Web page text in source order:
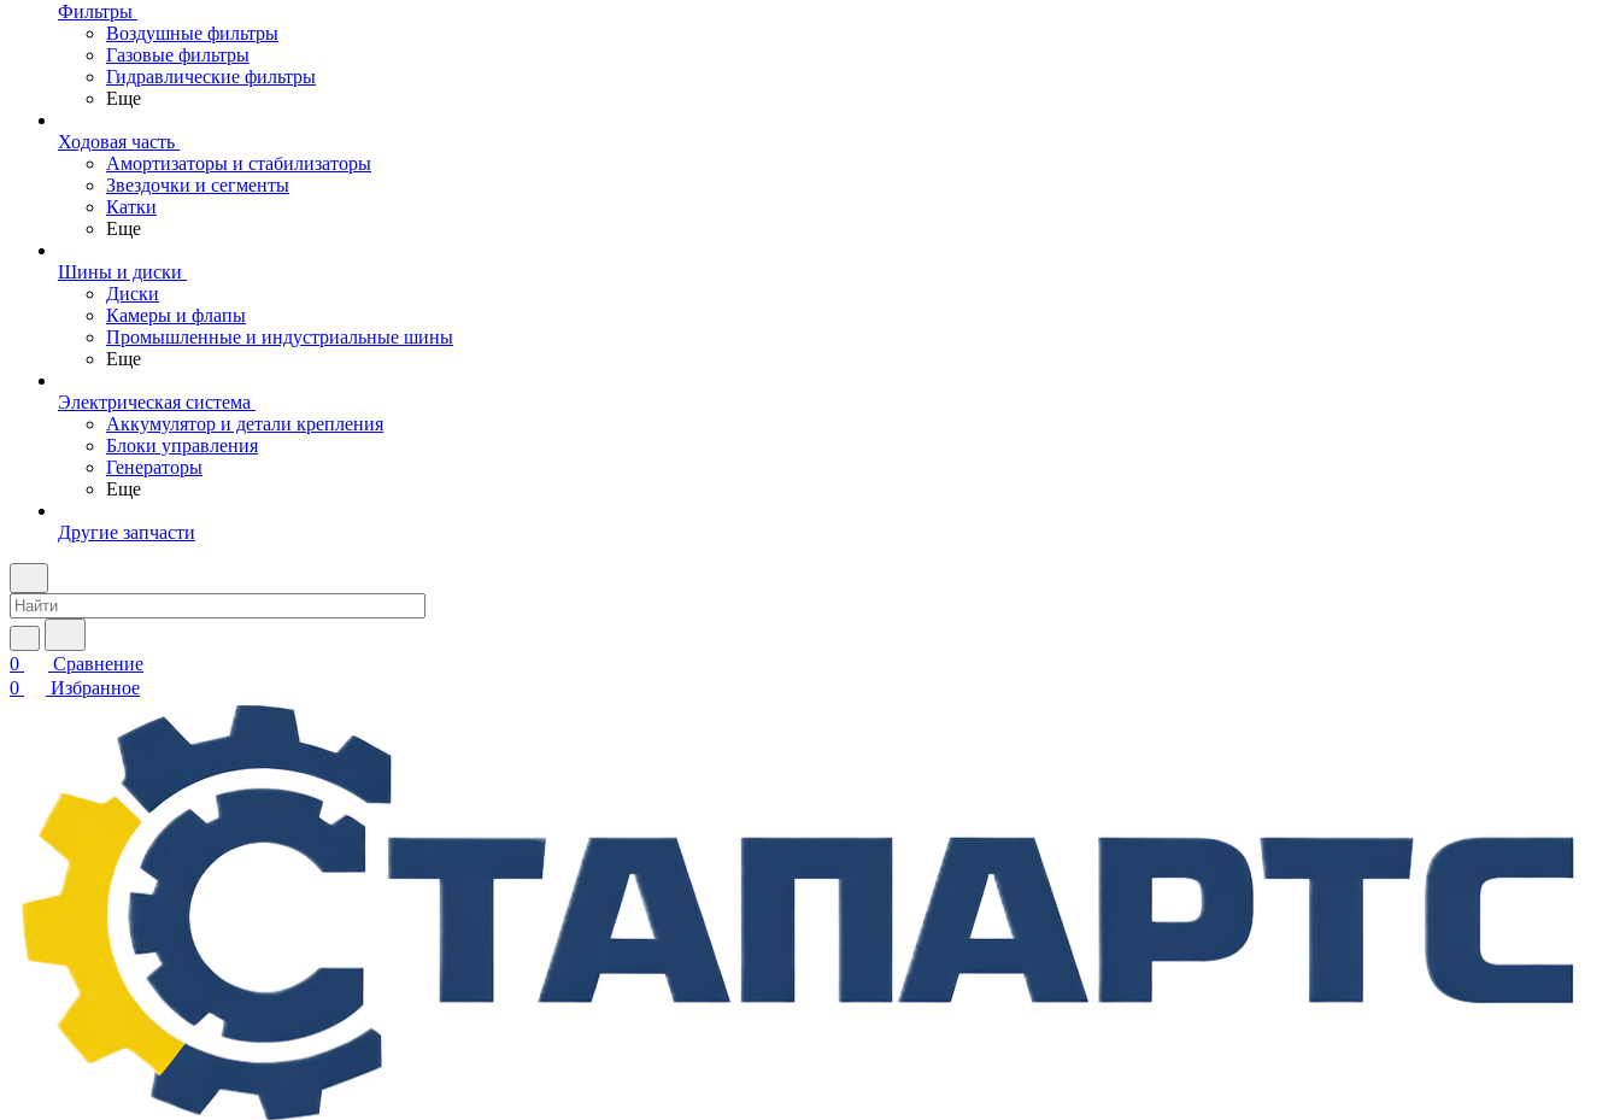
Фильтры
Воздушные фильтры
Газовые фильтры
Гидравлические фильтры
Еще
Ходовая часть
Амортизаторы и стабилизаторы
Звездочки и сегменты
Катки
Еще
Шины и диски
Диски
Камеры и флапы
Промышленные и индустриальные шины
Еще
Электрическая система
Аккумулятор и детали крепления
Блоки управления
Генераторы
Еще
Другие запчасти
0
Сравнение
0
Избранное